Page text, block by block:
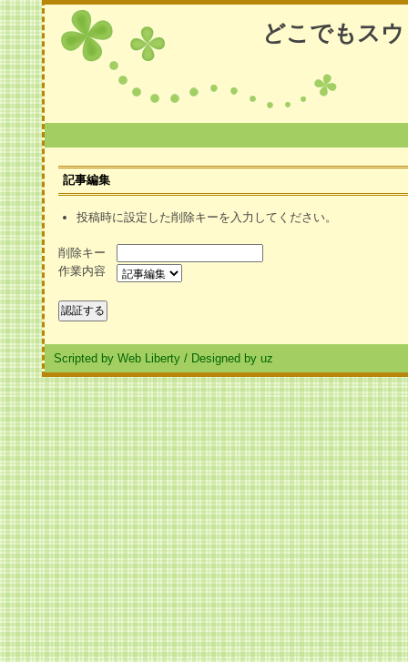
どこでもス
記事編集
投稿時に設定した削除キーを入力してください。
削除キー
作業内容
Scripted by Web Liberty / Designed by uz